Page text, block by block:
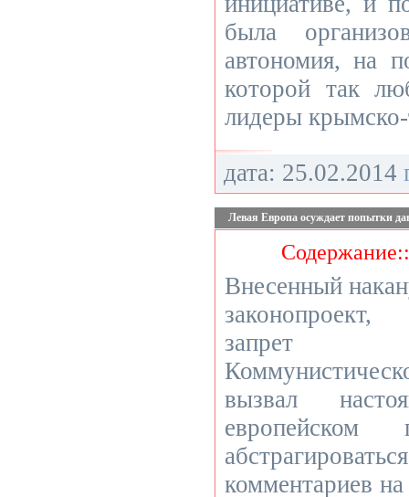
была
автономия, на
которой так
лидеры крымско-
дата: 25.02.2014
Левая Европа осуждает попытки
Внесенный
запрет
вызвал
европейском
комментариев